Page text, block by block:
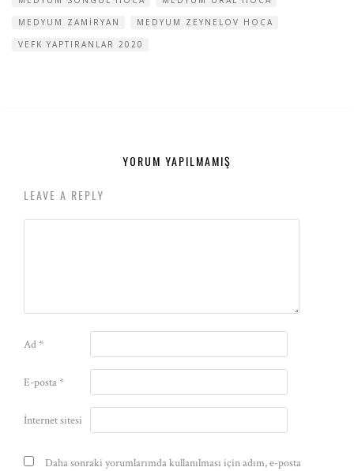
MEDYUM ZAMIRYAN
MEDYUM ZEYNELOV HOCA
VEFK YAPTIRANLAR 2020
YORUM YAPILMAMIŞ
LEAVE A REPLY
Ad*
E-posta*
İnternet sitesi
Daha sonraki yorumlarımda kullanılması için adım, e-posta